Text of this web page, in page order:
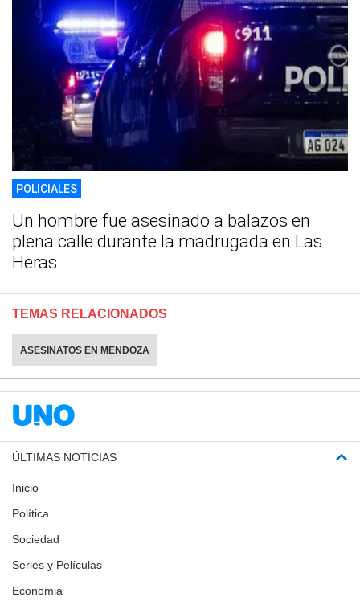
POLICIALES
Un hombre fue asesinado a balazos en
plena calle durante la madrugada en Las
Heras
TEMAS RELACIONADOS
ASESINATOS EN MENDOZA
ÚLTIMAS NOTICIAS
Inicio
Política
Sociedad
Series y Películas
Economia